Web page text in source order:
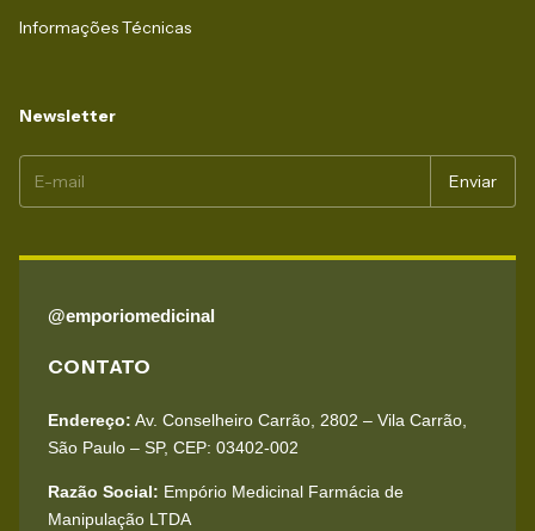
Informações Técnicas
Newsletter
@emporiomedicinal
CONTATO
Endereço: Av. Conselheiro Carrão, 2802 – Vila Carrão,
São Paulo – SP, CEP: 03402-002
Razão Social: Empório Medicinal Farmácia de
Manipulação LTDA